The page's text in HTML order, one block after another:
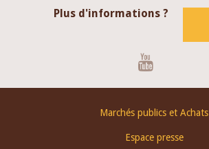
Plus d'informations ?
Marchés publics et Achats
Espace presse